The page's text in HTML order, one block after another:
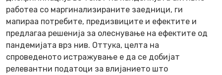
работеа со маргинализираните заедници, ги
мапираа потребите, предизвиците и ефектите и
предлагаа решенија за олеснување на ефектите од
пандемијата врз нив. Оттука, целта на
спроведеното истражување е да се добијат
релевантни податоци за влијанието што